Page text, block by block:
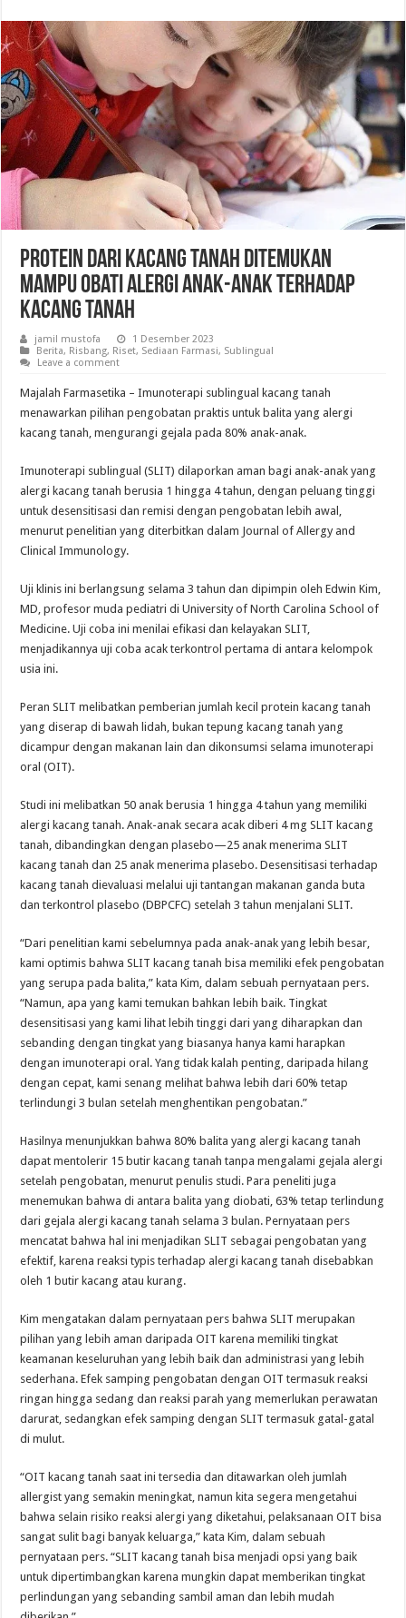
Protein Dari Kacang Tanah Ditemukan
Mampu Obati Alergi Anak-Anak Terhadap
Kacang Tanah
jamil mustofa
1 Desember 2023
Berita, Risbang, Riset, Sediaan Farmasi, Sublingual
Leave a comment
Majalah Farmasetika – Imunoterapi sublingual kacang tanah
menawarkan pilihan pengobatan praktis untuk balita yang alergi
kacang tanah, mengurangi gejala pada 80% anak-anak.
Imunoterapi sublingual (SLIT) dilaporkan aman bagi anak-anak yang
alergi kacang tanah berusia 1 hingga 4 tahun, dengan peluang tinggi
untuk desensitisasi dan remisi dengan pengobatan lebih awal,
menurut penelitian yang diterbitkan dalam Journal of Allergy and
Clinical Immunology.
Uji klinis ini berlangsung selama 3 tahun dan dipimpin oleh Edwin Kim,
MD, profesor muda pediatri di University of North Carolina School of
Medicine. Uji coba ini menilai efikasi dan kelayakan SLIT,
menjadikannya uji coba acak terkontrol pertama di antara kelompok
usia ini.
Peran SLIT melibatkan pemberian jumlah kecil protein kacang tanah
yang diserap di bawah lidah, bukan tepung kacang tanah yang
dicampur dengan makanan lain dan dikonsumsi selama imunoterapi
oral (OIT).
Studi ini melibatkan 50 anak berusia 1 hingga 4 tahun yang memiliki
alergi kacang tanah. Anak-anak secara acak diberi 4 mg SLIT kacang
tanah, dibandingkan dengan plasebo—25 anak menerima SLIT
kacang tanah dan 25 anak menerima plasebo. Desensitisasi terhadap
kacang tanah dievaluasi melalui uji tantangan makanan ganda buta
dan terkontrol plasebo (DBPCFC) setelah 3 tahun menjalani SLIT.
“Dari penelitian kami sebelumnya pada anak-anak yang lebih besar,
kami optimis bahwa SLIT kacang tanah bisa memiliki efek pengobatan
yang serupa pada balita,” kata Kim, dalam sebuah pernyataan pers.
“Namun, apa yang kami temukan bahkan lebih baik. Tingkat
desensitisasi yang kami lihat lebih tinggi dari yang diharapkan dan
sebanding dengan tingkat yang biasanya hanya kami harapkan
dengan imunoterapi oral. Yang tidak kalah penting, daripada hilang
dengan cepat, kami senang melihat bahwa lebih dari 60% tetap
terlindungi 3 bulan setelah menghentikan pengobatan.”
Hasilnya menunjukkan bahwa 80% balita yang alergi kacang tanah
dapat mentolerir 15 butir kacang tanah tanpa mengalami gejala alergi
setelah pengobatan, menurut penulis studi. Para peneliti juga
menemukan bahwa di antara balita yang diobati, 63% tetap terlindung
dari gejala alergi kacang tanah selama 3 bulan. Pernyataan pers
mencatat bahwa hal ini menjadikan SLIT sebagai pengobatan yang
efektif, karena reaksi typis terhadap alergi kacang tanah disebabkan
oleh 1 butir kacang atau kurang.
Kim mengatakan dalam pernyataan pers bahwa SLIT merupakan
pilihan yang lebih aman daripada OIT karena memiliki tingkat
keamanan keseluruhan yang lebih baik dan administrasi yang lebih
sederhana. Efek samping pengobatan dengan OIT termasuk reaksi
ringan hingga sedang dan reaksi parah yang memerlukan perawatan
darurat, sedangkan efek samping dengan SLIT termasuk gatal-gatal
di mulut.
“OIT kacang tanah saat ini tersedia dan ditawarkan oleh jumlah
allergist yang semakin meningkat, namun kita segera mengetahui
bahwa selain risiko reaksi alergi yang diketahui, pelaksanaan OIT bisa
sangat sulit bagi banyak keluarga,” kata Kim, dalam sebuah
pernyataan pers. “SLIT kacang tanah bisa menjadi opsi yang baik
untuk dipertimbangkan karena mungkin dapat memberikan tingkat
perlindungan yang sebanding sambil aman dan lebih mudah